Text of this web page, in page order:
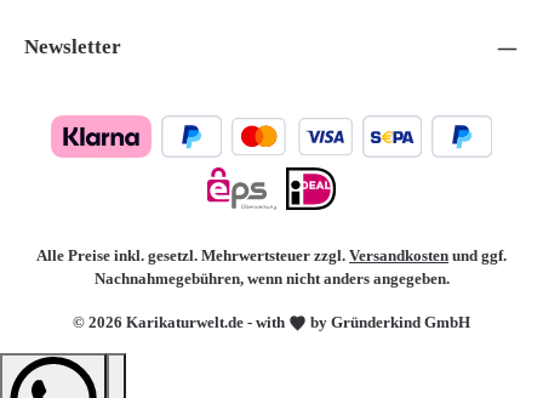
Newsletter
© 2026 Karikaturwelt.de - with by Gründerkind GmbH
Alle Preise inkl. gesetzl. Mehrwertsteuer zzgl. Versandkosten und ggf.
Nachnahmegebühren, wenn nicht anders angegeben.